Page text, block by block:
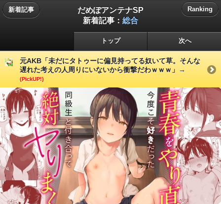
新着記事
だめぽアンテナSP
新着記事： 総合
Ranking
トップ 次へ
元AKB「未だにタトゥーに偏見持ってる奴いて草。そんな
遅れた考えの人周りにいないから衝撃だわｗｗｗ」→
(PickUP!)